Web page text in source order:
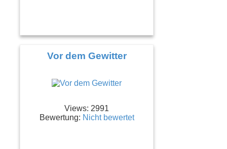
Vor dem Gewitter
Views: 2991
Bewertung: Nicht bewertet